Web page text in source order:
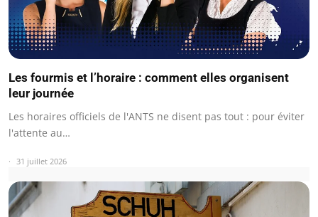
Les fourmis et l’horaire : comment elles organisent
leur journée
Les horaires officiels de l'ANTS ne disent pas tout : pour éviter
l'attente au…
31 juillet 2026